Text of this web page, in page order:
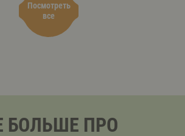
Посмотреть
все
БОЛЬШЕ ПРО